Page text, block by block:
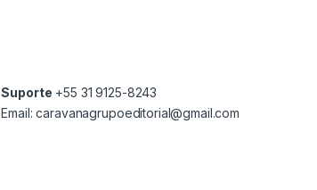
Suporte +55 31 9125-8243
Email: caravanagrupoeditorial@gmail.com